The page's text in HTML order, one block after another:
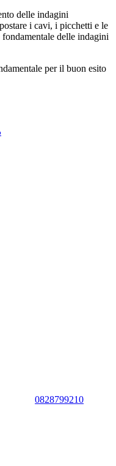
delle indagini
i cavi, i picchetti e le
delle indagini
per il buon esito
0828799210